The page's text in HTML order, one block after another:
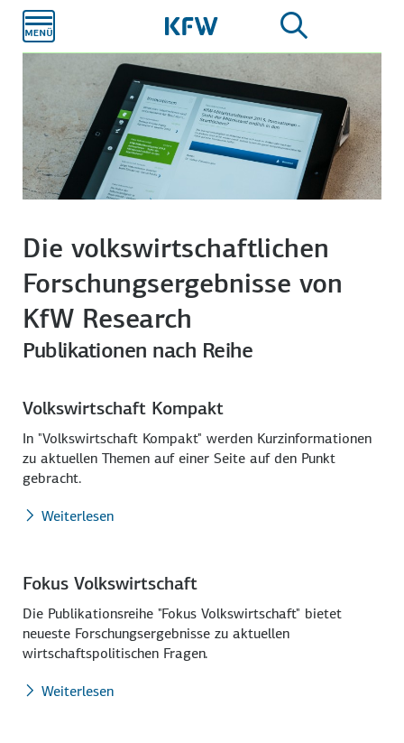
Hauptinhalt
Die volkswirt­schaftlichen
Forschungs­ergebnisse von
KfW Research
Publikationen nach Reihe
Volkswirtschaft Kompakt
In "Volkswirtschaft Kompakt" werden Kurzinformationen
zu aktuellen Themen auf einer Seite auf den Punkt
gebracht.
Weiterlesen
Fokus Volkswirtschaft
Die Publikationsreihe "Fokus Volkswirtschaft" bietet
neueste Forschungsergebnisse zu aktuellen
wirtschaftspolitischen Fragen.
Weiterlesen